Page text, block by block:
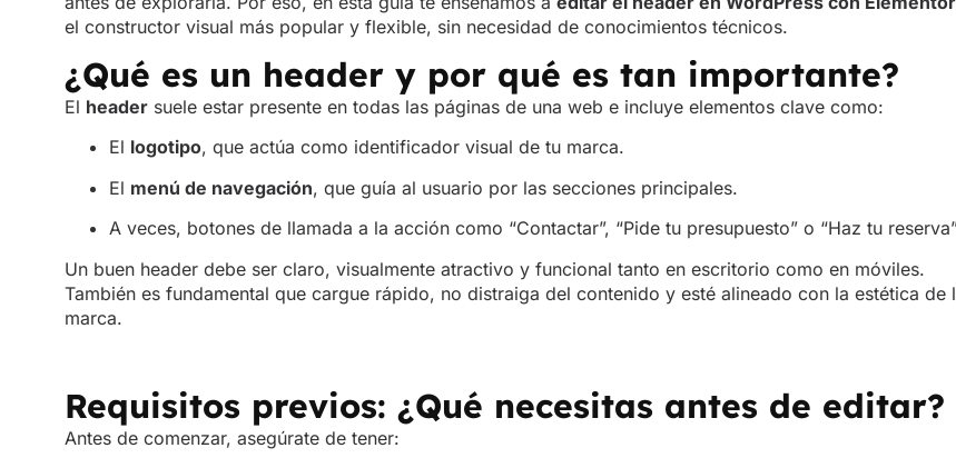
Ellogotipo, que actúa como identificador visual de tu marca.
A veces, botones de llamada a la acción como “Contactar”, “Pide tu presupuesto” o “Haz tu reserva”.
También es fundamental que cargue rápido, no distraiga del contenido y esté alineado con la estética de la
marca.
Requisitos previos: ¿Qué necesitas antes de editar?
Antes de comenzar, asegúrate de tener:
necesitas la versión Pro que desbloquea el «Theme Builder».
Un tema compatible con Elementor (como Hello Theme, Astra o GeneratePress).